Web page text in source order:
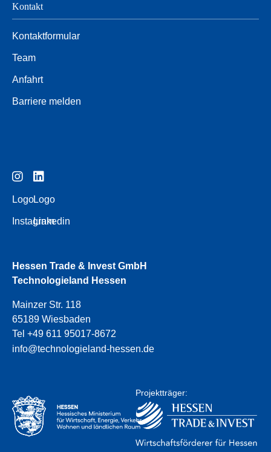
Kontakt
Kontaktformular
Team
Anfahrt
Barriere melden
Logo
Instagram
Logo
Linkedin
Hessen Trade & Invest GmbH
Technologieland Hessen
Mainzer Str. 118
65189 Wiesbaden
Tel +49 611 95017-8672
info@technologieland-hessen.de
Projektträger: